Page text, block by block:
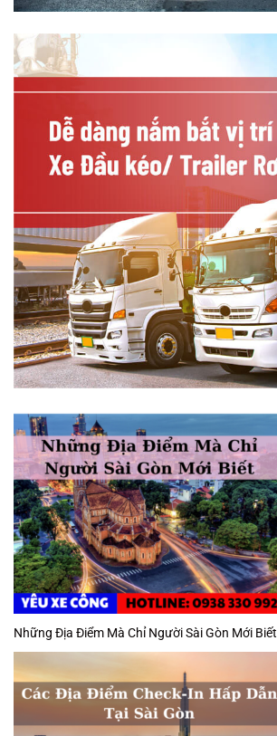
Những Địa Điểm Mà Chỉ Người Sài Gòn Mới Biết